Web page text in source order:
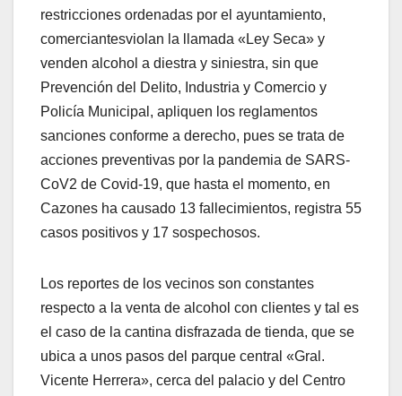
restricciones ordenadas por el ayuntamiento,
comerciantesviolan la llamada «Ley Seca» y
venden alcohol a diestra y siniestra, sin que
Prevención del Delito, Industria y Comercio y
Policía Municipal, apliquen los reglamentos
sanciones conforme a derecho, pues se trata de
acciones preventivas por la pandemia de SARS-
CoV2 de Covid-19, que hasta el momento, en
Cazones ha causado 13 fallecimientos, registra 55
casos positivos y 17 sospechosos.
Los reportes de los vecinos son constantes
respecto a la venta de alcohol con clientes y tal es
el caso de la cantina disfrazada de tienda, que se
ubica a unos pasos del parque central «Gral.
Vicente Herrera», cerca del palacio y del Centro